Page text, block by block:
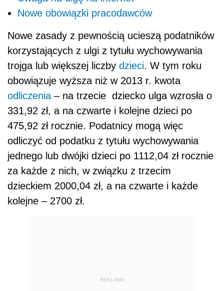
Nowe obowiązki pracodawców
Nowe zasady z pewnością ucieszą podatników
korzystających z ulgi z tytułu wychowywania
trojga lub większej liczby dzieci. W tym roku
obowiązuje wyższa niż w 2013 r. kwota
odliczenia– na trzecie dziecko ulga wzrosła o
331,92 zł, a na czwarte i kolejne dzieci po
475,92 zł rocznie. Podatnicy mogą więc
odliczyć od podatku z tytułu wychowywania
jednego lub dwójki dzieci po 1112,04 zł rocznie
za każde z nich, w związku z trzecim
dzieckiem 2000,04 zł, a na czwarte i każde
kolejne – 2700 zł.
REKLAMA